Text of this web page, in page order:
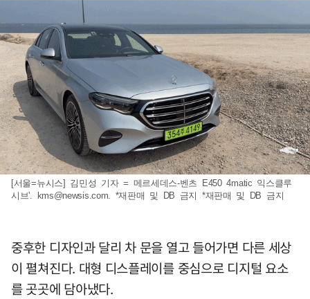
[서울=뉴시스] 김민성 기자 = 메르세데스-벤츠 E450 4matic 익스클루
시브'. kms@newsis.com . *재판매 및 DB 금지 *재판매 및 DB 금지
중후한 디자인과 달리 차 문을 열고 들어가면 다른 세상
이 펼쳐진다. 대형 디스플레이를 중심으로 디지털 요소
를 곳곳에 담아냈다.